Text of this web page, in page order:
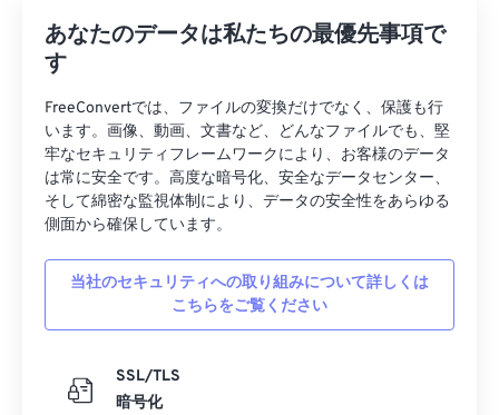
あなたのデータは私たちの最優先事項で
す
FreeConvertでは、ファイルの変換だけでなく、保護も行
います。画像、動画、文書など、どんなファイルでも、堅
牢なセキュリティフレームワークにより、お客様のデータ
は常に安全です。高度な暗号化、安全なデータセンター、
そして綿密な監視体制により、データの安全性をあらゆる
側面から確保しています。
当社のセキュリティへの取り組みについて詳しくは
こちらをご覧ください
SSL/TLS
暗号化